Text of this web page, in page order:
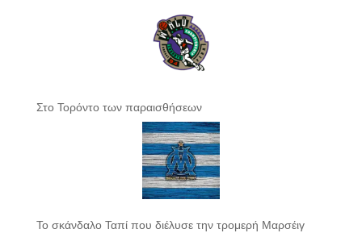
Στο Τορόντο των παραισθήσεων
Το σκάνδαλο Ταπί που διέλυσε την τρομερή Μαρσέιγ